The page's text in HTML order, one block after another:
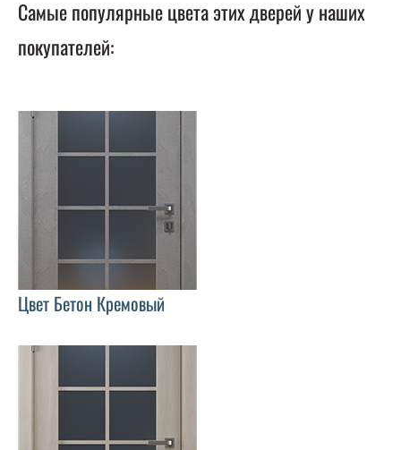
Самые популярные цвета этих дверей у наших
покупателей:
Цвет Бетон Кремовый